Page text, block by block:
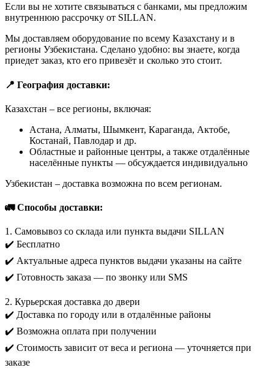
Если вы не хотите связываться с банками, мы предложим
внутреннюю рассрочку от SILLAN.
Мы доставляем оборудование по всему Казахстану и в
регионы Узбекистана. Сделано удобно: вы знаете, когда
приедет заказ, кто его привезёт и сколько это стоит.
📍 География доставки:
Казахстан – все регионы, включая:
Астана, Алматы, Шымкент, Караганда, Актобе,
Костанай, Павлодар и др.
Областные и районные центры, а также отдалённые
населённые пункты — обсуждается индивидуально
Узбекистан – доставка возможна по всем регионам.
🚛 Способы доставки:
1. Самовывоз со склада или пункта выдачи SILLAN
✔️ Бесплатно
✔️ Актуальные адреса пунктов выдачи указаны на сайте
✔️ Готовность заказа — по звонку или SMS
2. Курьерская доставка до двери
✔️ Доставка по городу или в отдалённые районы
✔️ Возможна оплата при получении
✔️ Стоимость зависит от веса и региона — уточняется при
заказе